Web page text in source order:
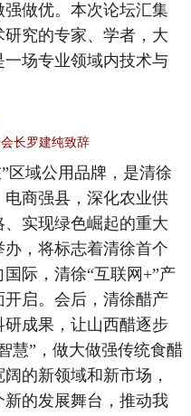
做优。本次论坛汇集
究的专家、学者，大
场专业领域内技术与
长罗建纯致辞
域公用品牌，是清徐
商强县，深化农业供
实现绿色崛起的重大
，将标志着清徐首个
际，清徐“互联网+”产
启。会后，清徐醋产
成果，让山西醋逐步
慧”，做大做强传统食醋
的新领域和新市场，
的发展舞台，推动我